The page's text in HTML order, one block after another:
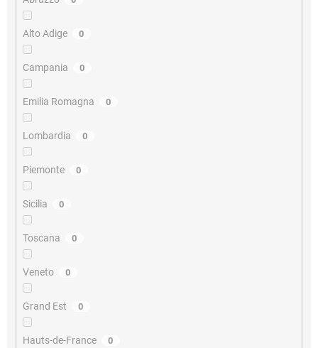
Alto Adige 0
Campania 0
Emilia Romagna 0
Lombardia 0
Piemonte 0
Sicilia 0
Toscana 0
Veneto 0
Grand Est 0
Hauts-de-France 0